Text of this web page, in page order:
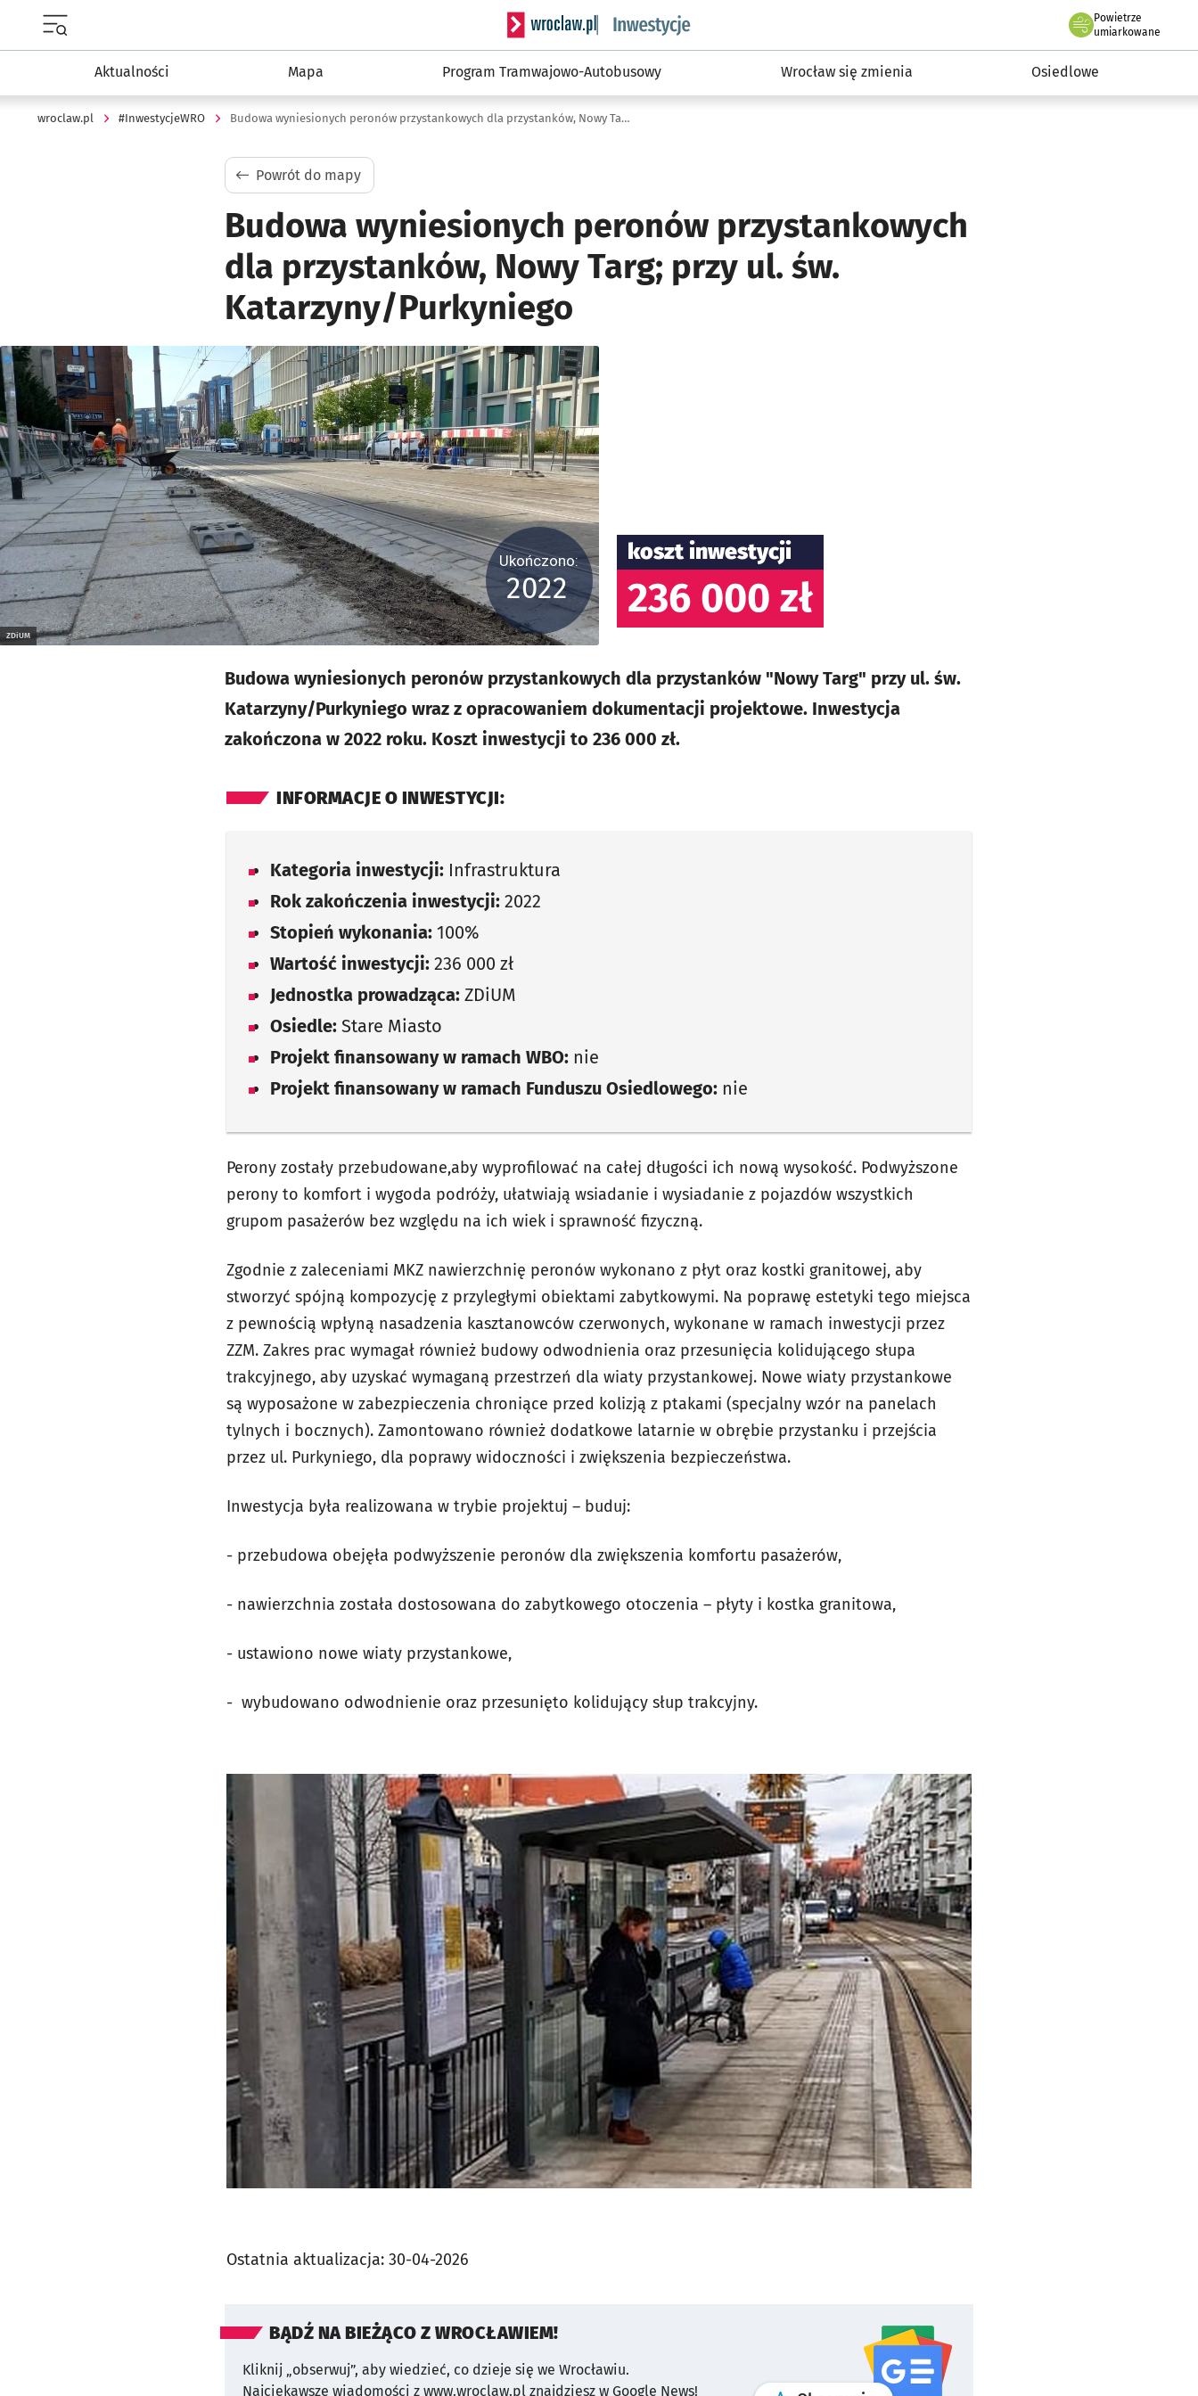
Serwis informacyjny wroclaw.pl podserwis: #InwestycjeWRO - miejskie inwestycje 2019-2032
Powietrze
we Wrocławiu
umiarkowane
Aktualności Mapa Program Tramwajowo-Autobusowy Wrocław się zmienia Osiedlowe
wroclaw.pl #InwestycjeWRO Budowa wyniesionych peronów przystankowych dla przystanków, Nowy Targ; przy ul. św. Katarzyny/Purkyniego
Powrót do mapy
Budowa wyniesionych peronów przystankowych
dla przystanków, Nowy Targ; przy ul. św.
Katarzyny/Purkyniego
Kliknij, aby powiększyć
ZDiUM
Ukończono:
2022
koszt inwestycji
236 000 zł
Budowa wyniesionych peronów przystankowych dla przystanków "Nowy Targ" przy ul. św.
Katarzyny/Purkyniego wraz z opracowaniem dokumentacji projektowe. Inwestycja
zakończona w 2022 roku. Koszt inwestycji to 236 000 zł.
INFORMACJE O INWESTYCJI:
Kategoria inwestycji: Infrastruktura
Rok zakończenia inwestycji: 2022
Stopień wykonania: 100%
Wartość inwestycji: 236 000 zł
Jednostka prowadząca: ZDiUM
Osiedle: Stare Miasto
Projekt finansowany w ramach WBO: nie
Projekt finansowany w ramach Funduszu Osiedlowego: nie
Perony zostały przebudowane,aby wyprofilować na całej długości ich nową wysokość. Podwyższone
perony to komfort i wygoda podróży, ułatwiają wsiadanie i wysiadanie z pojazdów wszystkich
grupom pasażerów bez względu na ich wiek i sprawność fizyczną.
Zgodnie z zaleceniami MKZ nawierzchnię peronów wykonano z płyt oraz kostki granitowej, aby
stworzyć spójną kompozycję z przyległymi obiektami zabytkowymi. Na poprawę estetyki tego miejsca
z pewnością wpłyną nasadzenia kasztanowców czerwonych, wykonane w ramach inwestycji przez
ZZM. Zakres prac wymagał również budowy odwodnienia oraz przesunięcia kolidującego słupa
trakcyjnego, aby uzyskać wymaganą przestrzeń dla wiaty przystankowej. Nowe wiaty przystankowe
są wyposażone w zabezpieczenia chroniące przed kolizją z ptakami (specjalny wzór na panelach
tylnych i bocznych). Zamontowano również dodatkowe latarnie w obrębie przystanku i przejścia
przez ul. Purkyniego, dla poprawy widoczności i zwiększenia bezpieczeństwa.
Inwestycja była realizowana w trybie projektuj – buduj:
- przebudowa obejęła podwyższenie peronów dla zwiększenia komfortu pasażerów,
- nawierzchnia została dostosowana do zabytkowego otoczenia – płyty i kostka granitowa,
- ustawiono nowe wiaty przystankowe,
- wybudowano odwodnienie oraz przesunięto kolidujący słup trakcyjny.
Ostatnia aktualizacja: 30-04-2026
BĄDŹ NA BIEŻĄCO Z WROCŁAWIEM!
Kliknij „obserwuj”, aby wiedzieć, co dzieje się we Wrocławiu.
Najciekawsze wiadomości z www.wroclaw.pl znajdziesz w Google News!